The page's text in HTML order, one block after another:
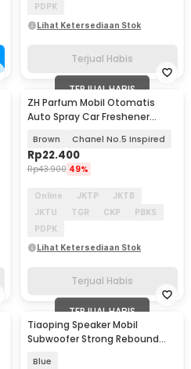
PDPK
Lihat Ketersediaan Stok
Terjual Habis
TERJUAL HABIS
ZH Parfum Mobil Otomatis
Auto Spray Car Freshener
Brown Chanel No.5 Inspired
Rp22.400
Rp43.900 49%
Online JKTP
JKTB
JKTU
TGR CKP
PBKS
PDPK
Lihat Ketersediaan Stok
Terjual Habis
TERJUAL HABIS
Tiaoping Speaker Mobil
Subwoofer Strong Rebound
Blue